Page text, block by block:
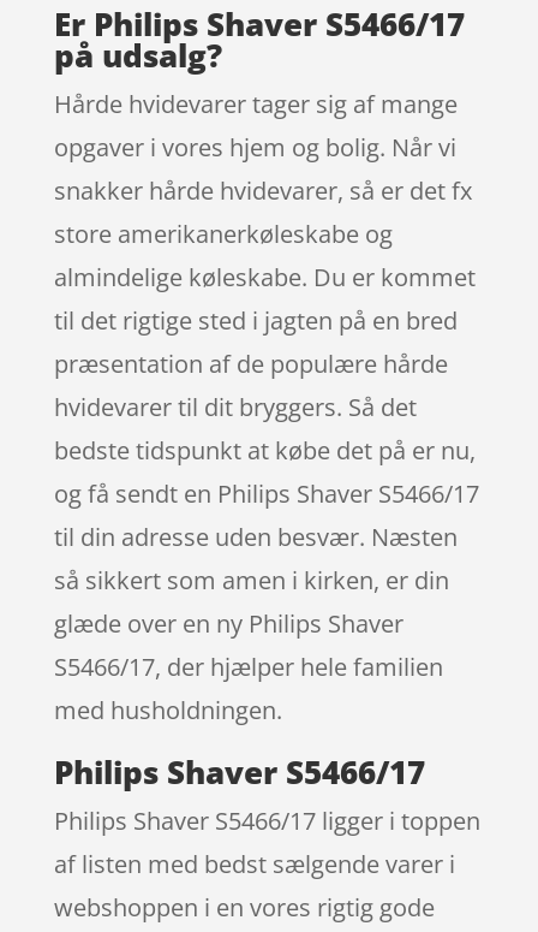
Er Philips Shaver S5466/17
på udsalg?
Hårde hvidevarer tager sig af mange
opgaver i vores hjem og bolig. Når vi
snakker hårde hvidevarer, så er det fx
store amerikanerkøleskabe og
almindelige køleskabe. Du er kommet
til det rigtige sted i jagten på en bred
præsentation af de populære hårde
hvidevarer til dit bryggers. Så det
bedste tidspunkt at købe det på er nu,
og få sendt en Philips Shaver S5466/17
til din adresse uden besvær. Næsten
så sikkert som amen i kirken, er din
glæde over en ny Philips Shaver
S5466/17, der hjælper hele familien
med husholdningen.
Philips Shaver S5466/17
Philips Shaver S5466/17 ligger i toppen
af listen med bedst sælgende varer i
webshoppen i en vores rigtig gode